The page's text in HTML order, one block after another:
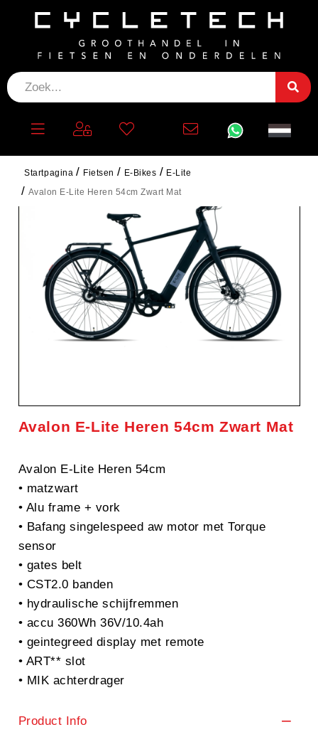
Startpagina Fietsen E-Bikes
E-Lite
Avalon E-Lite Heren 54cm Zwart Mat
Avalon E-Lite Heren 54cm Zwart Mat
Avalon E-Lite Heren 54cm
• matzwart
• Alu frame + vork
• Bafang singelespeed aw motor met Torque
sensor
• gates belt
• CST2.0 banden
• hydraulische schijfremmen
• accu 360Wh 36V/10.4ah
• geintegreed display met remote
• ART** slot
• MIK achterdrager
Product Info